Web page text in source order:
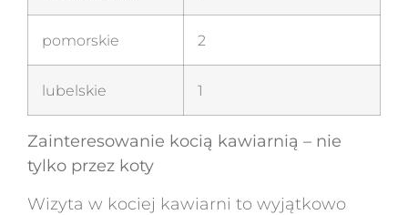
pomorskie 2
lubelskie 1
Zainteresowanie kocią kawiarnią – nie
tylko przez koty
Wizyta w kociej kawiarni to wyjątkowo